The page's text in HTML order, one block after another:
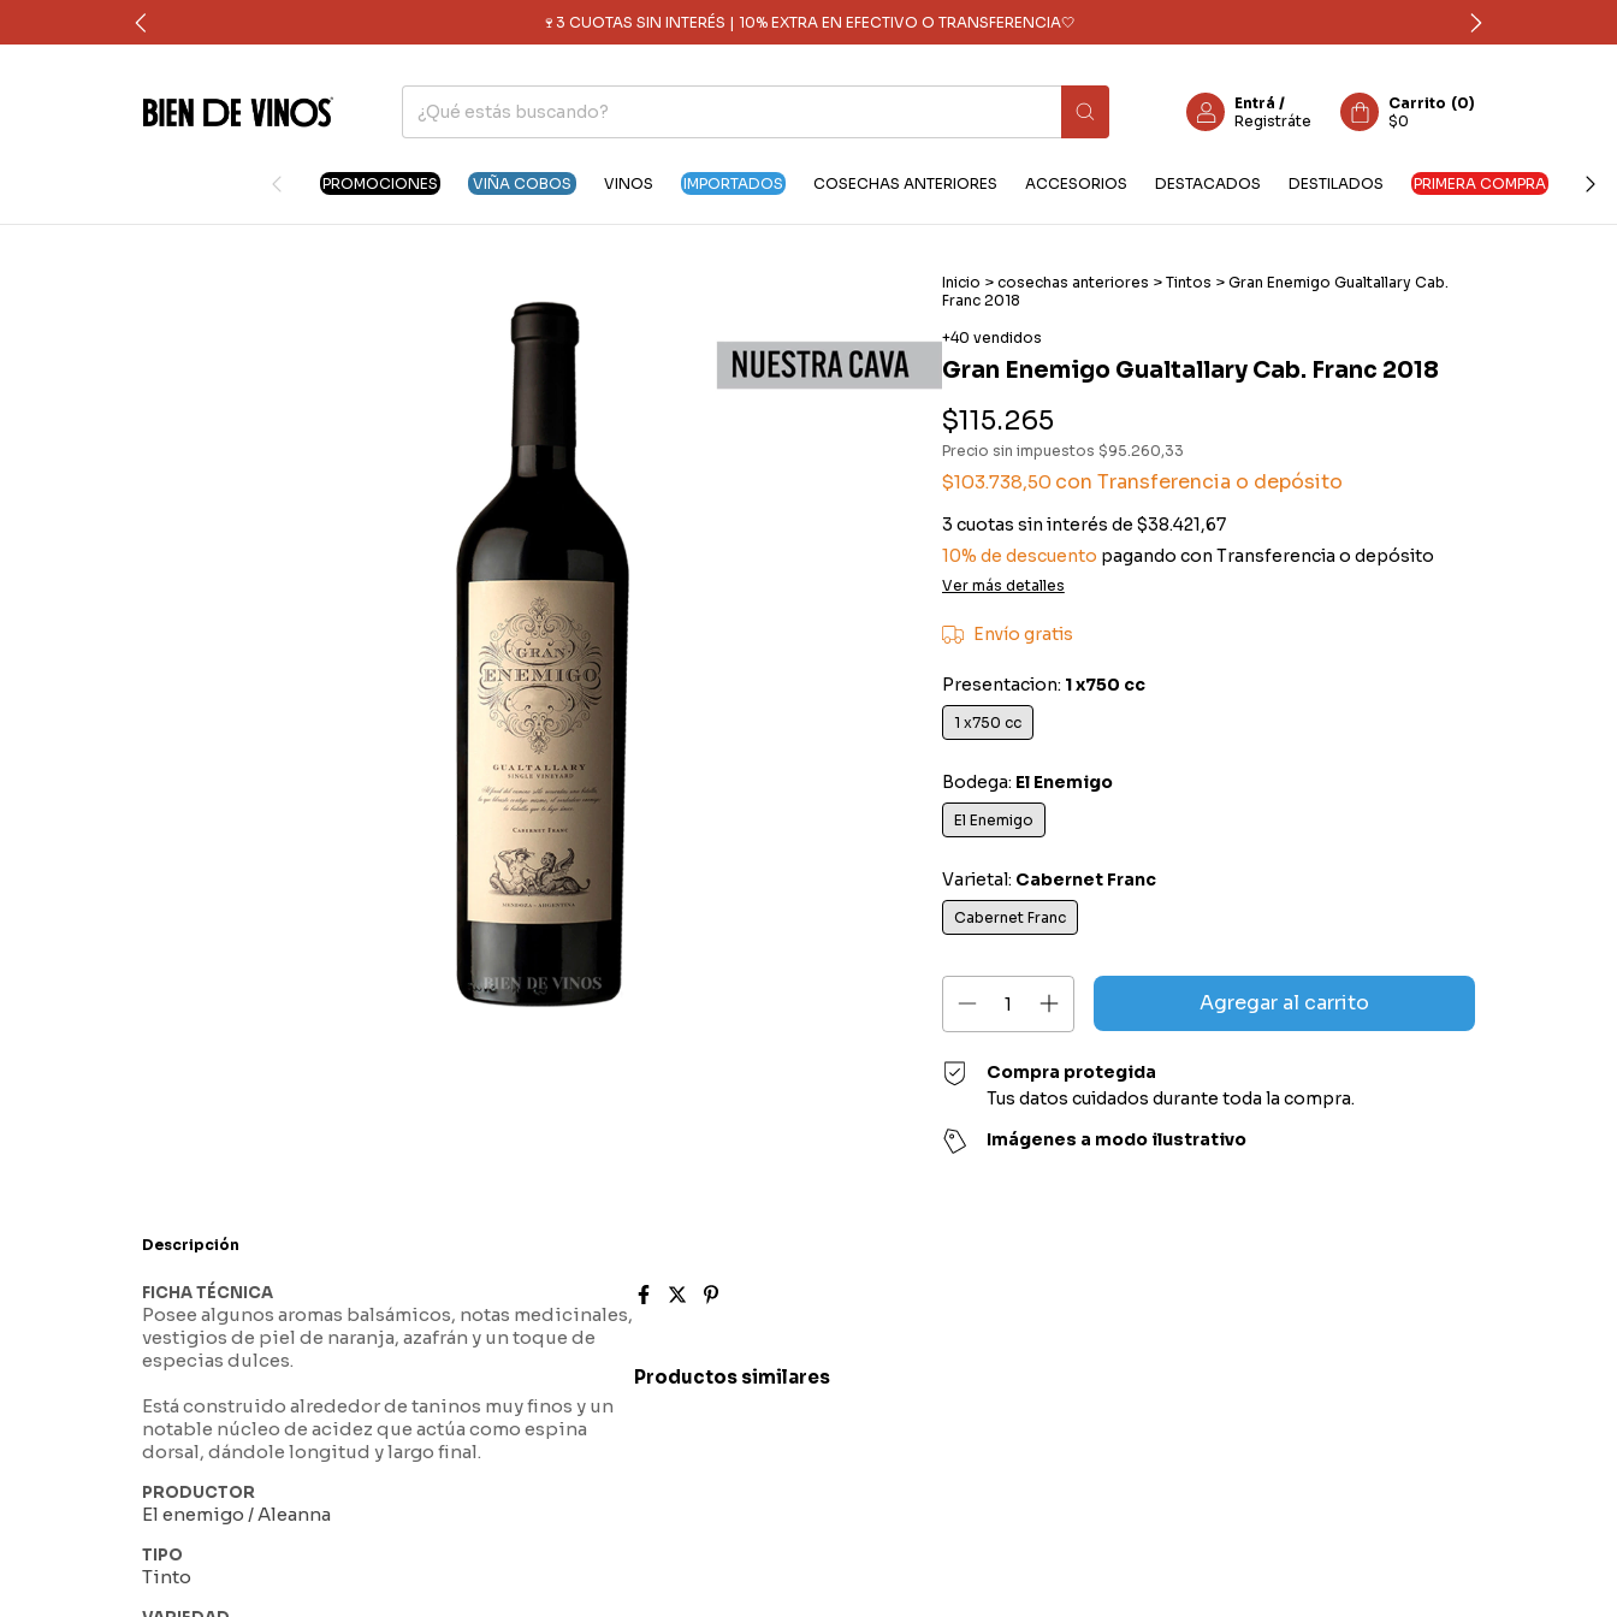
🍷3 CUOTAS SIN INTERÉS | 10% EXTRA EN EFECTIVO O TRANSFERENCIA🤍
Entrá /
Registráte
Carrito (0)
$0
PROMOCIONES VIÑA COBOS VINOS IMPORTADOS COSECHAS ANTERIORES ACCESORIOS DESTACADOS DESTILADOS PRIMERA COMPRA
Inicio > cosechas anteriores > Tintos > Gran Enemigo Gualtallary Cab.
Franc 2018
+40 vendidos
Gran Enemigo Gualtallary Cab. Franc 2018
$115.265
Precio sin impuestos $95.260,33
$103.738,50 con Transferencia o depósito
3 cuotas sin interés de $38.421,67
10% de descuento pagando con Transferencia o depósito
Ver más detalles
Envío gratis
Presentacion: 1 x750 cc
1 x750 cc
Bodega: El Enemigo
El Enemigo
Varietal: Cabernet Franc
Cabernet Franc
Compra protegida
Tus datos cuidados durante toda la compra.
Imágenes a modo ilustrativo
Descripción
FICHA TÉCNICA
Posee algunos aromas balsámicos, notas medicinales,
vestigios de piel de naranja, azafrán y un toque de
especias dulces.
Está construido alrededor de taninos muy finos y un
notable núcleo de acidez que actúa como espina
dorsal, dándole longitud y largo final.
PRODUCTOR
El enemigo / Aleanna
TIPO
Tinto
Productos similares